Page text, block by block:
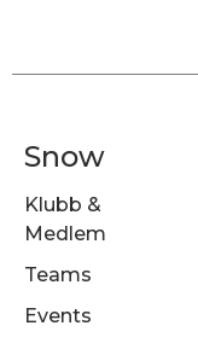
Snow
Klubb &
Medlem
Teams
Events